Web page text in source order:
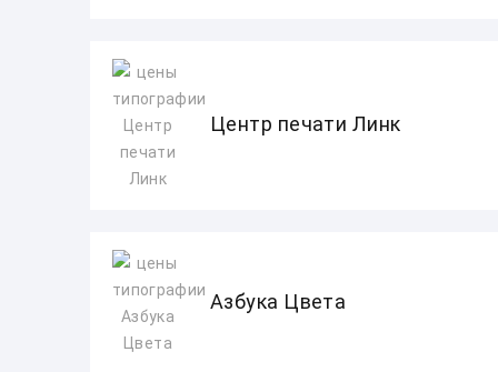
Центр печати Линк
Азбука Цвета